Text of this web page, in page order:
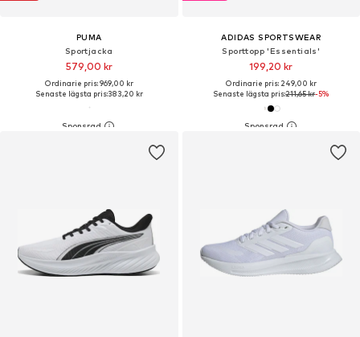
PUMA
Sportjacka
579,00 kr
Ordinarie pris: 969,00 kr
Senaste lägsta pris:383,20 kr
ADIDAS SPORTSWEAR
Sporttopp 'Essentials'
199,20 kr
Ordinarie pris: 249,00 kr
Senaste lägsta pris:211,65 kr-5%